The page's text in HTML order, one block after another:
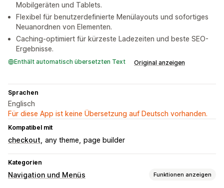
Mobilgeräten und Tablets.
Flexibel für benutzerdefinierte Menülayouts und sofortiges
Neuanordnen von Elementen.
Caching-optimiert für kürzeste Ladezeiten und beste SEO-
Ergebnisse.
Enthält automatisch übersetzten Text Original anzeigen
Sprachen
Englisch
Für diese App ist keine Übersetzung auf Deutsch vorhanden.
Kompatibel mit
checkout any theme page builder
Kategorien
Navigation und Menüs Funktionen anzeigen